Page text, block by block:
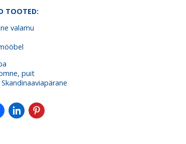
TOOTED:
valamu
puit